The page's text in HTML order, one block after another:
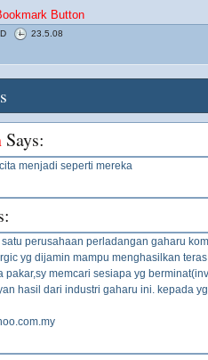
23.5.08
Says:
menjadi seperti mereka
perusahaan perladangan gaharu
yg dijamin mampu menghasilkan
pakar,sy memcari sesiapa yg
hasil dari industri gaharu ini. kepada